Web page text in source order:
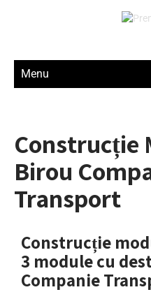
Menu
Construcție
Birou
Transport
Construcție
3 module cu
Companie